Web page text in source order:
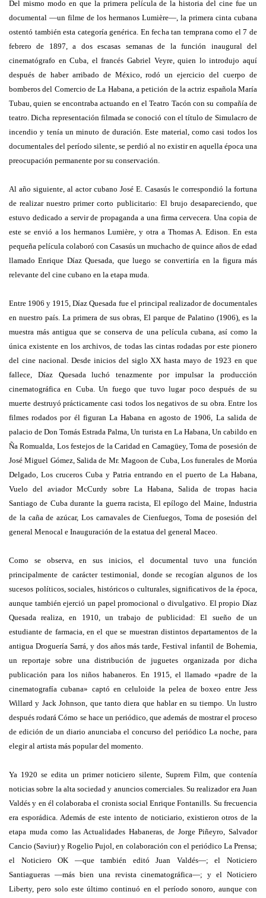
Del mismo modo en que la primera película de la historia del cine fue un
documental —un filme de los hermanos Lumière—, la primera cinta cubana
ostentó también esta categoría genérica. En fecha tan temprana como el 7 de
febrero de 1897, a dos escasas semanas de la función inaugural del
cinematógrafo en Cuba, el francés Gabriel Veyre, quien lo introdujo aquí
después de haber arribado de México, rodó un ejercicio del cuerpo de
bomberos del Comercio de La Habana, a petición de la actriz española María
Tubau, quien se encontraba actuando en el Teatro Tacón con su compañía de
teatro. Dicha representación filmada se conoció con el título de Simulacro de
incendio y tenía un minuto de duración. Este material, como casi todos los
documentales del período silente, se perdió al no existir en aquella época una
preocupación permanente por su conservación.
Al año siguiente, al actor cubano José E. Casasús le correspondió la fortuna
de realizar nuestro primer corto publicitario: El brujo desapareciendo, que
estuvo dedicado a servir de propaganda a una firma cervecera. Una copia de
este se envió a los hermanos Lumière, y otra a Thomas A. Edison. En esta
pequeña película colaboró con Casasús un muchacho de quince años de edad
llamado Enrique Díaz Quesada, que luego se convertiría en la figura más
relevante del cine cubano en la etapa muda.
Entre 1906 y 1915, Díaz Quesada fue el principal realizador de documentales
en nuestro país. La primera de sus obras, El parque de Palatino (1906), es la
muestra más antigua que se conserva de una película cubana, así como la
única existente en los archivos, de todas las cintas rodadas por este pionero
del cine nacional. Desde inicios del siglo XX hasta mayo de 1923 en que
fallece, Díaz Quesada luchó tenazmente por impulsar la producción
cinematográfica en Cuba. Un fuego que tuvo lugar poco después de su
muerte destruyó prácticamente casi todos los negativos de su obra. Entre los
filmes rodados por él figuran La Habana en agosto de 1906, La salida de
palacio de Don Tomás Estrada Palma, Un turista en La Habana, Un cabildo en
Ña Romualda, Los festejos de la Caridad en Camagüey, Toma de posesión de
José Miguel Gómez, Salida de Mr. Magoon de Cuba, Los funerales de Morúa
Delgado, Los cruceros Cuba y Patria entrando en el puerto de La Habana,
Vuelo del aviador McCurdy sobre La Habana, Salida de tropas hacia
Santiago de Cuba durante la guerra racista, El epílogo del Maine, Industria
de la caña de azúcar, Los carnavales de Cienfuegos, Toma de posesión del
general Menocal e Inauguración de la estatua del general Maceo.
Como se observa, en sus inicios, el documental tuvo una función
principalmente de carácter testimonial, donde se recogían algunos de los
sucesos políticos, sociales, históricos o culturales, significativos de la época,
aunque también ejerció un papel promocional o divulgativo. El propio Díaz
Quesada realiza, en 1910, un trabajo de publicidad: El sueño de un
estudiante de farmacia, en el que se muestran distintos departamentos de la
antigua Droguería Sarrá, y dos años más tarde, Festival infantil de Bohemia,
un reportaje sobre una distribución de juguetes organizada por dicha
publicación para los niños habaneros. En 1915, el llamado «padre de la
cinematografía cubana» captó en celuloide la pelea de boxeo entre Jess
Willard y Jack Johnson, que tanto diera que hablar en su tiempo. Un lustro
después rodará Cómo se hace un periódico, que además de mostrar el proceso
de edición de un diario anunciaba el concurso del periódico La noche, para
elegir al artista más popular del momento.
Ya 1920 se edita un primer noticiero silente, Suprem Film, que contenía
noticias sobre la alta sociedad y anuncios comerciales. Su realizador era Juan
Valdés y en él colaboraba el cronista social Enrique Fontanills. Su frecuencia
era esporádica. Además de este intento de noticiario, existieron otros de la
etapa muda como las Actualidades Habaneras, de Jorge Piñeyro, Salvador
Cancio (Saviur) y Rogelio Pujol, en colaboración con el periódico La Prensa;
el Noticiero OK —que también editó Juan Valdés—; el Noticiero
Santiagueras —más bien una revista cinematográfica—; y el Noticiero
Liberty, pero solo este último continuó en el período sonoro, aunque con